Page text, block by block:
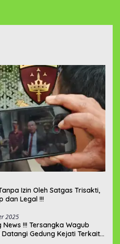
Izin Oleh Satgas Trisakti,
dan Legal !!!
2025
News !!! Tersangka Wagub
Datangi Gedung Kejati Terkait